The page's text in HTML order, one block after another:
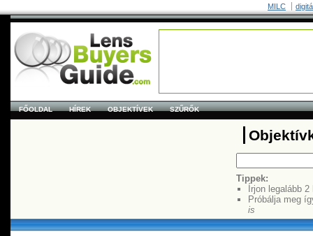
MILC
FŐOLDAL HÍREK OBJEKTÍVEK SZŰRŐK
Tippek:
Írjon legalább
Próbálja meg
is